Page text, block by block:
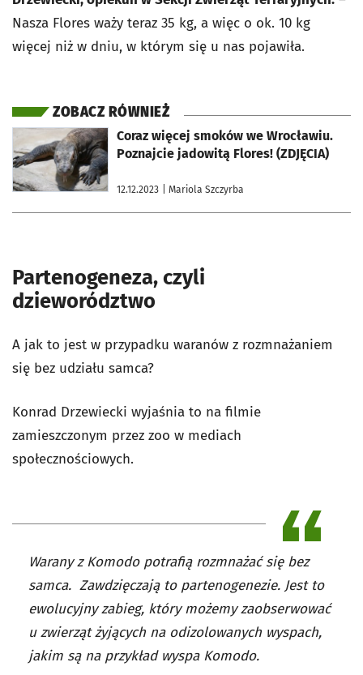
Nasza Flores waży teraz 35 kg, a więc o ok. 10 kg
więcej niż w dniu, w którym się u nas pojawiła.
ZOBACZ RÓWNIEŻ
Coraz więcej smoków we Wrocławiu.
Poznajcie jadowitą Flores! (ZDJĘCIA)
12.12.2023 | Mariola Szczyrba
otworzy się w nowej karcie
Partenogeneza, czyli
dzieworództwo
A jak to jest w przypadku waranów z rozmnażaniem
się bez udziału samca?
Konrad Drzewiecki wyjaśnia to na filmie
zamieszczonym przez zoo w mediach
społecznościowych.
Warany z Komodo potrafią rozmnażać się bez
samca. Zawdzięczają to partenogenezie. Jest to
ewolucyjny zabieg, który możemy zaobserwować
u zwierząt żyjących na odizolowanych wyspach,
jakim są na przykład wyspa Komodo.